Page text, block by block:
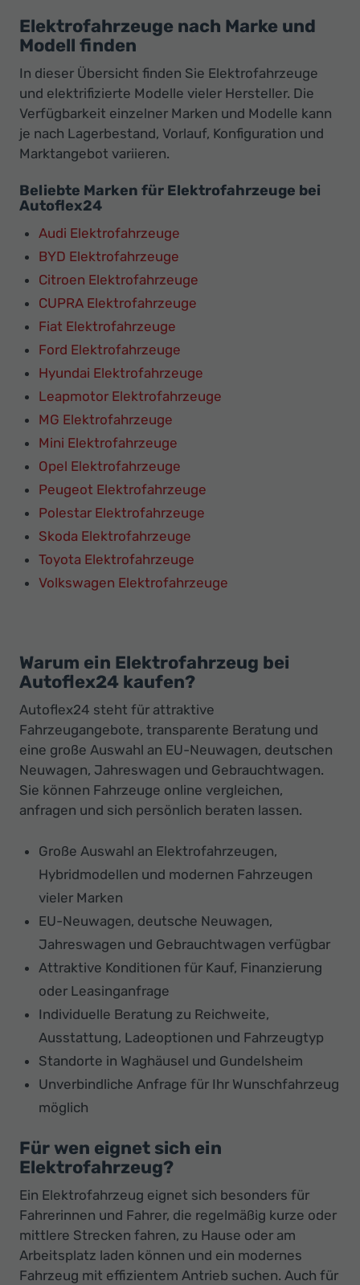
Elektrofahrzeuge nach Marke und
Modell finden
In dieser Übersicht finden Sie Elektrofahrzeuge
und elektrifizierte Modelle vieler Hersteller. Die
Verfügbarkeit einzelner Marken und Modelle kann
je nach Lagerbestand, Vorlauf, Konfiguration und
Marktangebot variieren.
Beliebte Marken für Elektrofahrzeuge bei
Autoflex24
Audi Elektrofahrzeuge
BYD Elektrofahrzeuge
Citroen Elektrofahrzeuge
CUPRA Elektrofahrzeuge
Fiat Elektrofahrzeuge
Ford Elektrofahrzeuge
Hyundai Elektrofahrzeuge
Leapmotor Elektrofahrzeuge
MG Elektrofahrzeuge
Mini Elektrofahrzeuge
Opel Elektrofahrzeuge
Peugeot Elektrofahrzeuge
Polestar Elektrofahrzeuge
Skoda Elektrofahrzeuge
Toyota Elektrofahrzeuge
Volkswagen Elektrofahrzeuge
Warum ein Elektrofahrzeug bei
Autoflex24 kaufen?
Autoflex24 steht für attraktive
Fahrzeugangebote, transparente Beratung und
eine große Auswahl an EU-Neuwagen, deutschen
Neuwagen, Jahreswagen und Gebrauchtwagen.
Sie können Fahrzeuge online vergleichen,
anfragen und sich persönlich beraten lassen.
Große Auswahl an Elektrofahrzeugen,
Hybridmodellen und modernen Fahrzeugen
vieler Marken
EU-Neuwagen, deutsche Neuwagen,
Jahreswagen und Gebrauchtwagen verfügbar
Attraktive Konditionen für Kauf, Finanzierung
oder Leasinganfrage
Individuelle Beratung zu Reichweite,
Ausstattung, Ladeoptionen und Fahrzeugtyp
Standorte in Waghäusel und Gundelsheim
Unverbindliche Anfrage für Ihr Wunschfahrzeug
möglich
Für wen eignet sich ein
Elektrofahrzeug?
Ein Elektrofahrzeug eignet sich besonders für
Fahrerinnen und Fahrer, die regelmäßig kurze oder
mittlere Strecken fahren, zu Hause oder am
Arbeitsplatz laden können und ein modernes
Fahrzeug mit effizientem Antrieb suchen. Auch für